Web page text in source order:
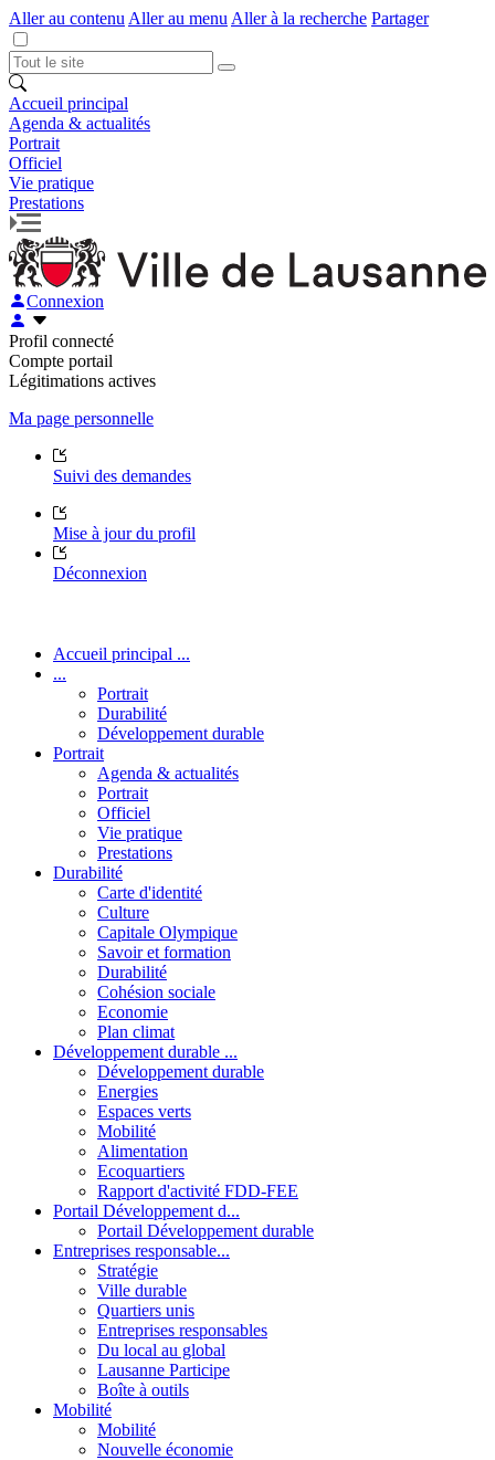
Aller au contenu Aller au menu Aller à la recherche Partager
Accueil principal
Agenda & actualités
Portrait
Officiel
Vie pratique
Prestations
Connexion
Profil connecté
Compte portail
Légitimations actives
Ma page personnelle
Suivi des demandes
Mise à jour du profil
Déconnexion
Accueil principal ...
...
Portrait
Durabilité
Développement durable
Portrait
Agenda & actualités
Portrait
Officiel
Vie pratique
Prestations
Durabilité
Carte d'identité
Culture
Capitale Olympique
Savoir et formation
Durabilité
Cohésion sociale
Economie
Plan climat
Développement durable ...
Développement durable
Energies
Espaces verts
Mobilité
Alimentation
Ecoquartiers
Rapport d'activité FDD-FEE
Portail Développement d...
Portail Développement durable
Entreprises responsable...
Stratégie
Ville durable
Quartiers unis
Entreprises responsables
Du local au global
Lausanne Participe
Boîte à outils
Mobilité
Mobilité
Nouvelle économie